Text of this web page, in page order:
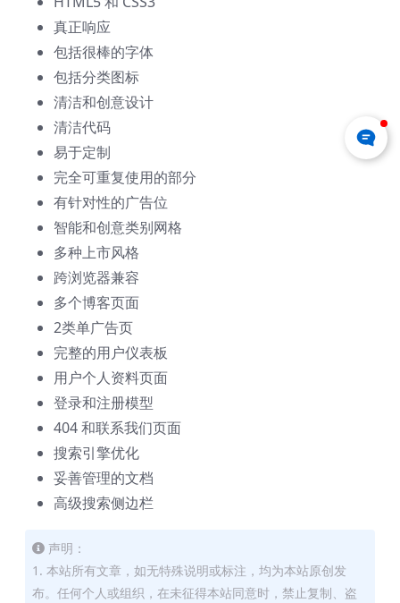
真正响应
包括很棒的字体
包括分类图标
清洁和创意设计
清洁代码
易于定制
完全可重复使用的部分
有针对性的广告位
智能和创意类别网格
多种上市风格
跨浏览器兼容
多个博客页面
2类单广告页
完整的用户仪表板
用户个人资料页面
登录和注册模型
404 和联系我们页面
搜索引擎优化
妥善管理的文档
高级搜索侧边栏
声明：
1. 本站所有文章，如无特殊说明或标注，均为本站原创发
布。任何个人或组织，在未征得本站同意时，禁止复制、盗